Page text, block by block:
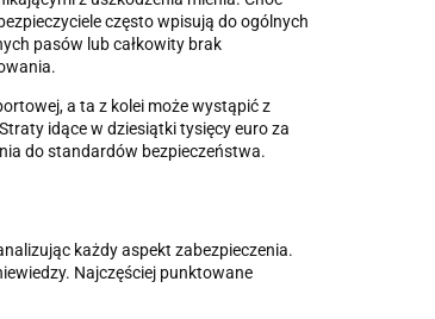
często wpisują do ogólnych
pasów lub całkowity brak
a ta z kolei może wystąpić z
idące w dziesiątki tysięcy euro za
do standardów bezpieczeństwa.
każdy aspekt zabezpieczenia.
Najczęściej punktowane